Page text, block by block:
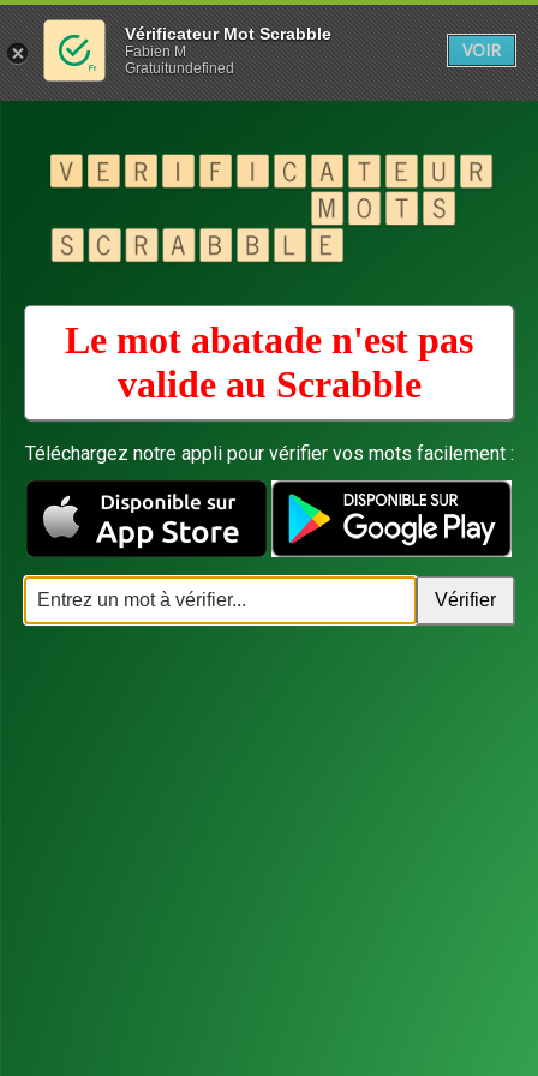
Le mot abatade n'est pas
valide au Scrabble
Téléchargez notre appli pour vérifier vos mots facilement :
Vérificateur Mot Scrabble
Fabien M
Gratuitundefined
VOIR